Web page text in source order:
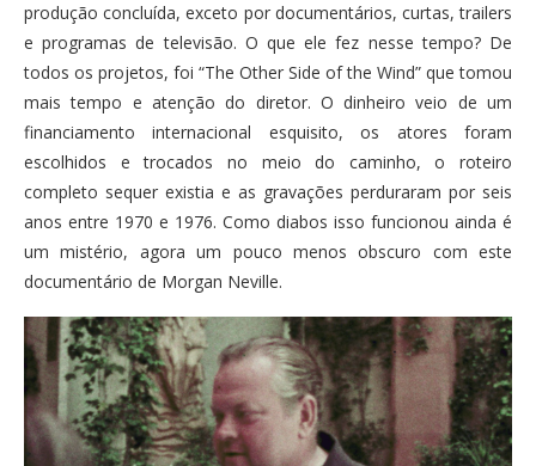
produção concluída, exceto por documentários, curtas, trailers
e programas de televisão. O que ele fez nesse tempo? De
todos os projetos, foi “The Other Side of the Wind” que tomou
mais tempo e atenção do diretor. O dinheiro veio de um
financiamento internacional esquisito, os atores foram
escolhidos e trocados no meio do caminho, o roteiro
completo sequer existia e as gravações perduraram por seis
anos entre 1970 e 1976. Como diabos isso funcionou ainda é
um mistério, agora um pouco menos obscuro com este
documentário de Morgan Neville.